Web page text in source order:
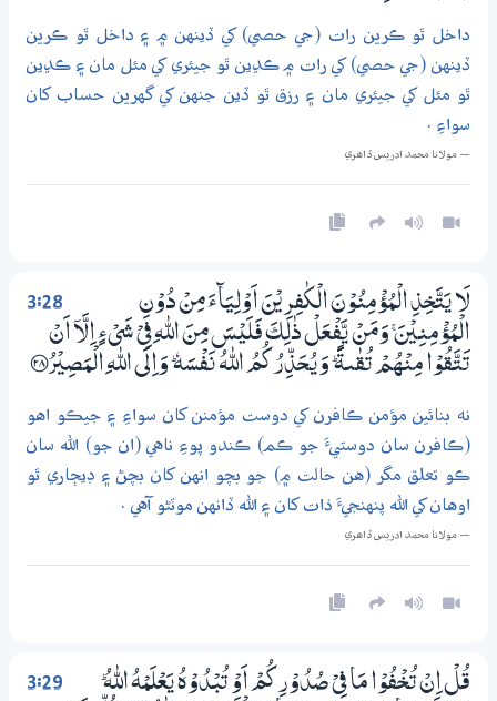
داخل ٿو ڪرين رات (جي حصي) کي ڏينهن ۾ ۽ داخل ٿو ڪرين
ڏينهن (جي حصي) کي رات ۾ ڪڍين ٿو جيئري کي مئل مان ۽ ڪڍين
ٿو مئل کي جيئري مان ۽ رزق ٿو ڏين جنهن کي گهرين حساب کان
سواءِ .
— مولانا محمد ادريس ڏاھري
3:28
لَا يَتَّخِذِ الْمُؤْمِنُوْنَ الْكٰفِرِيْنَ اَوْلِيَاۗءَ مِنْ دُوْنِ
الْمُؤْمِنِيْنَ ۚ وَمَنْ يَّفْعَلْ ذٰلِكَ فَلَيْسَ مِنَ اللّٰهِ فِيْ شَيْءٍ اِلَّآ اَنْ
تَتَّقُوْا مِنْھُمْ تُقٰىةً ۭ وَيُـحَذِّرُكُمُ اللّٰهُ نَفْسَهٗ ۭ وَاِلَى اللّٰهِ الْمَصِيْرُ ؀28
نه بنائين مؤمن ڪافرن کي دوست مؤمنن کان سواءِ ۽ جيڪو اهو
(ڪافرن سان دوستيءَ جو ڪم) ڪندو پوءِ ناهي (ان جو) الله سان
ڪو تعلق مگر (هن حالت ۾) جو بچو انهن کان بچڻ ۽ ڊيڄاري ٿو
اوهان کي الله پنهنجيءَ ذات کان ۽ الله ڏانهن موٽڻو آهي .
— مولانا محمد ادريس ڏاھري
3:29
قُلْ اِنْ تُـخْفُوْا مَا فِيْ صُدُوْرِكُمْ اَوْ تُبْدُوْهُ يَعْلَمْهُ اللّٰهُ ۭ